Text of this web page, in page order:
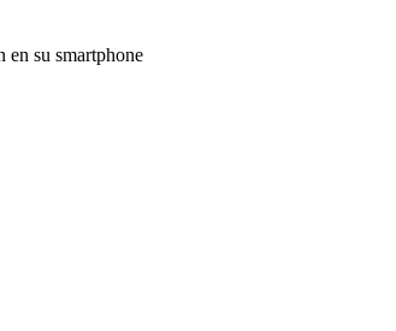
en su smartphone